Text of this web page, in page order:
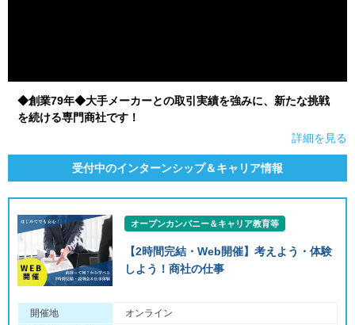
◆創業79年◆大手メーカーとの取引実績を強みに、新たな挑戦
を続ける専門商社です！
詳細を見る
受付中のインターンシップ＆キャリア情報
オープンカンパニー＆キャリア教育等
【2時間完結・Web開催】考えよう・体験
しよう！商社の仕事
開催地
オンライン